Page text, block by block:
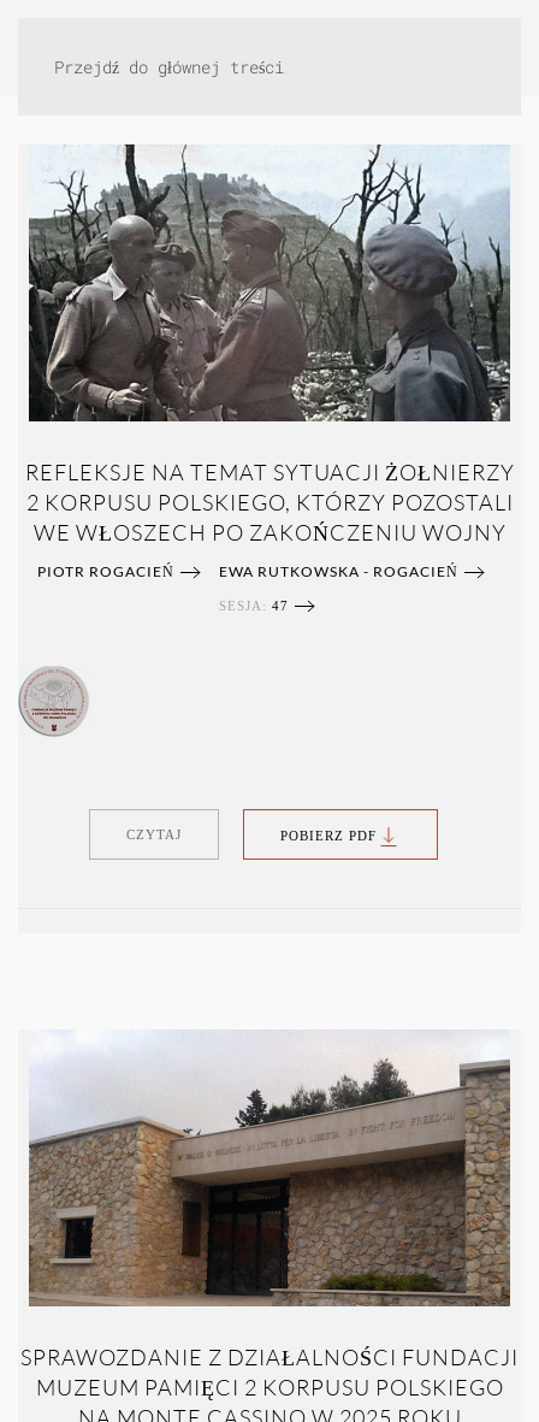
Przejdź do głównej treści
REFLEKSJE NA TEMAT SYTUACJI ŻOŁNIERZY
2 KORPUSU POLSKIEGO, KTÓRZY POZOSTALI
WE WŁOSZECH PO ZAKOŃCZENIU WOJNY
PIOTR ROGACIEŃ EWA RUTKOWSKA - ROGACIEŃ
SESJA: 47
CZYTAJ POBIERZ PDF
SPRAWOZDANIE Z DZIAŁALNOŚCI FUNDACJI
MUZEUM PAMIĘCI 2 KORPUSU POLSKIEGO